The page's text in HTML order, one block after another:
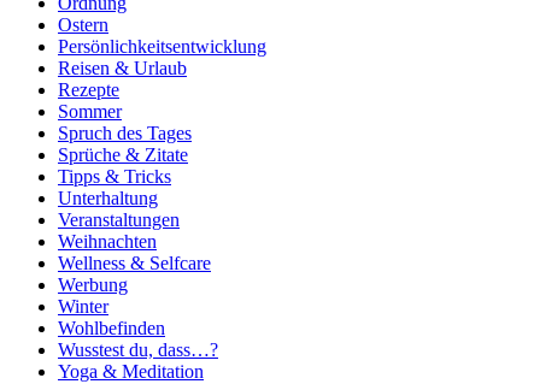
Ostern
Persönlichkeitsentwicklung
Reisen & Urlaub
Rezepte
Sommer
Spruch des Tages
Sprüche & Zitate
Tipps & Tricks
Unterhaltung
Veranstaltungen
Weihnachten
Wellness & Selfcare
Werbung
Winter
Wohlbefinden
Wusstest du, dass…?
Yoga & Meditation